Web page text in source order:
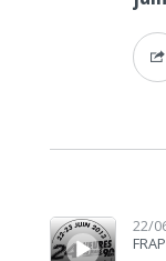
Lecteur audio 22/
FRAP